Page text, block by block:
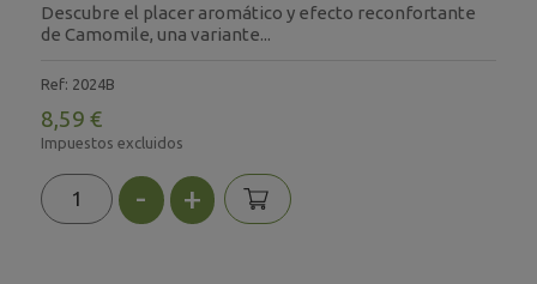
Descubre el placer aromático y efecto reconfortante
de Camomile, una variante...
Ref: 2024B
8,59 €
Impuestos excluidos
- +